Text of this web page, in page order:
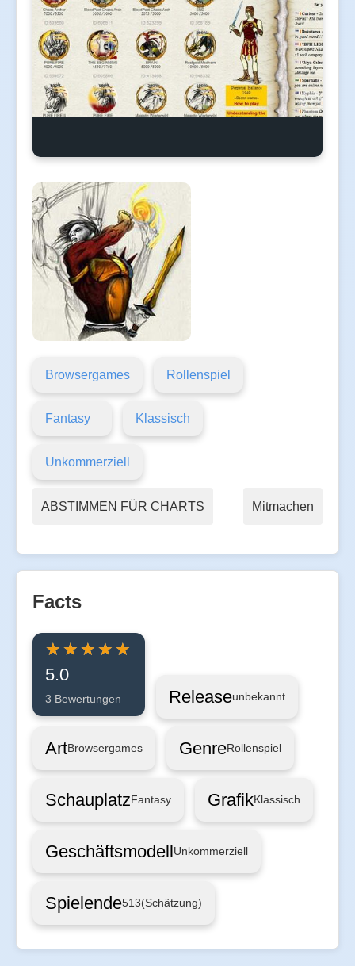
Browsergames Rollenspiel
Fantasy Klassisch
Unkommerziell
ABSTIMMEN FÜR CHARTS Mitmachen
Facts
5.0
3 Bewertungen Releaseunbekannt
ArtBrowsergames GenreRollenspiel
SchauplatzFantasy GrafikKlassisch
GeschäftsmodellUnkommerziell
Spielende513(Schätzung)